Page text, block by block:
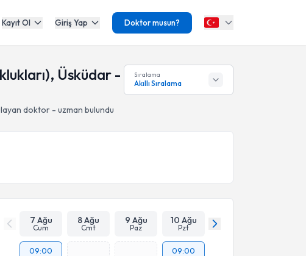
Kayıt Ol Giriş Yap Doktor musun?
Üsküdar -
doktor - uzman bulundu
Sıralama
Akıllı Sıralama
7 Ağu
Cum
8 Ağu
Cmt
9 Ağu
Paz
10 Ağu
Pzt
09:00
09:00